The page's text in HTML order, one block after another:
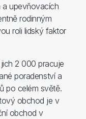
a upevňovacích
rodinným
roli lidský faktor
2 000 pracuje
poradenství a
po celém světě.
obchod je v
obchod v